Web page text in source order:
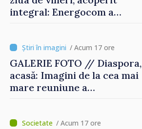
integral: Energocom a
/ Acum 17 ore
GALERIE FOTO // Diaspora,
acasă: Imagini de la cea mai
mare reuniune a
/ Acum 17 ore